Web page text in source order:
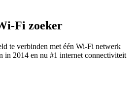
Fi zoeker
te verbinden met één Wi-Fi netwerk
in 2014 en nu #1 internet connectiviteit